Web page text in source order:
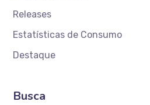
Releases
Estatísticas de Consumo
Destaque
Busca